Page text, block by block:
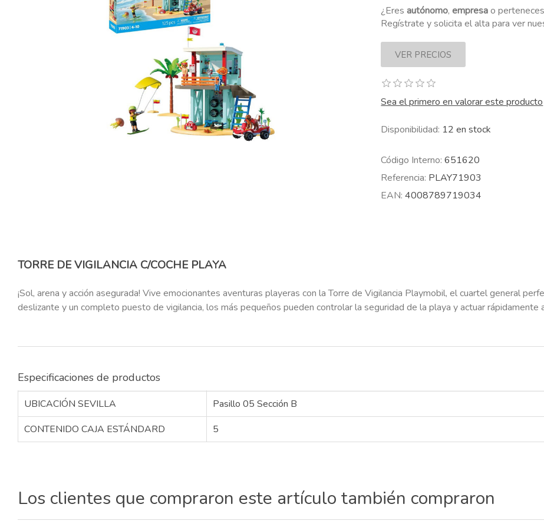
¿Eresautónomo,empresao
Regístrate y solicita el alta para ver
Sea el primero en valorar este producto
Disponibilidad: 12 en stock
Código Interno: 651620
Referencia: PLAY71903
EAN: 4008789719034
TORRE DE VIGILANCIA C/COCHE PLAYA
¡Sol, arena y acción asegurada! Vive emocionantes aventuras playeras con la Torre de Vigilancia Playmobil, el cuartel general
deslizante y un completo puesto de vigilancia, los más pequeños pueden controlar la seguridad de la playa y actuar rápidamente
Especificaciones de productos
UBICACIÓN SEVILLA
Pasillo 05 Sección B
CONTENIDO CAJA ESTÁNDARD
5
Los clientes que compraron este artículo también compraron